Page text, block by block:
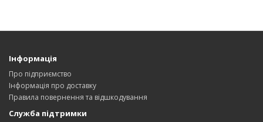
Інформація
Про підприємство
Інформація про доставку
Правила повернення та відшкодування
Служба підтримки